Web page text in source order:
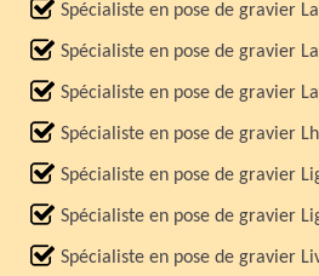
Spécialiste en pose de gravier
Spécialiste en pose de gravier
Spécialiste en pose de gravier
Spécialiste en pose de gravier
Spécialiste en pose de gravier
Spécialiste en pose de gravier
Spécialiste en pose de gravier